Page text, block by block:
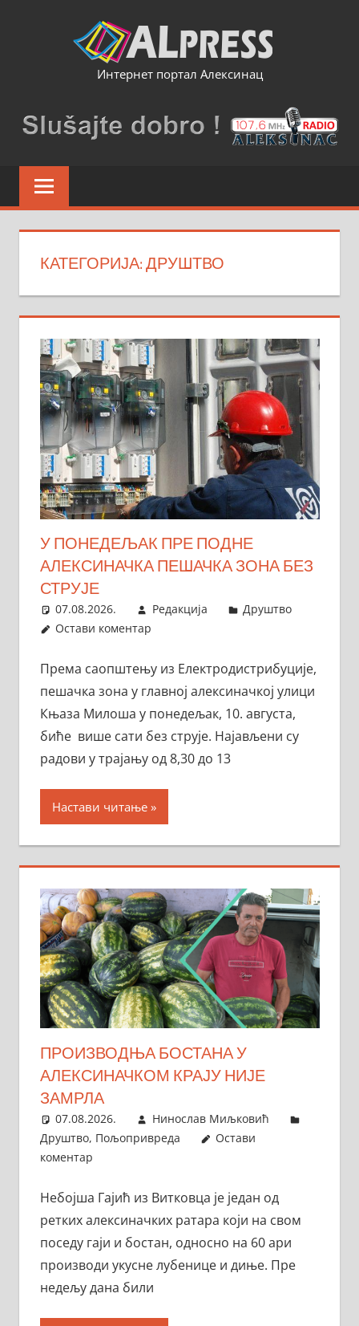
Интернет портал Алексинац
КАТЕГОРИЈА:ДРУШТВО
У ПОНЕДЕЉАК ПРЕ ПОДНЕ
АЛЕКСИНАЧКА ПЕШАЧКА ЗОНА БЕЗ
СТРУЈЕ
07.08.2026. Редакција
Друштво
Остави коментар
Према саопштењу из Електродистрибуције,
пешачка зона у главној алексиначкој улици
Књаза Милоша у понедељак, 10. августа,
биће више сати без струје. Најављени су
радови у трајању од 8,30 до 13
Настави читање
ПРОИЗВОДЊА БОСТАНА У
АЛЕКСИНАЧКОМ КРАЈУ НИЈЕ
ЗАМРЛА
07.08.2026.
Нинослав Миљковић
Друштво, Пољопривреда
Остави
коментар
Небојша Гајић из Витковца је један од
ретких алексиначких ратара који на свом
поседу гаји и бостан, односно на 60 ари
производи укусне лубенице и диње. Пре
недељу дана били